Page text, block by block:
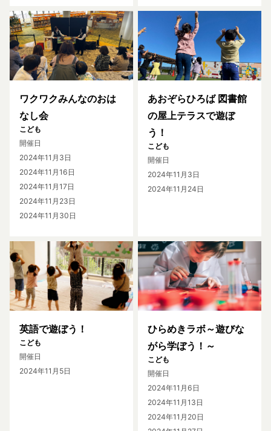
ワクワクみんなのおは
なし会
こども
開催日
2024年11月3日
2024年11月16日
2024年11月17日
2024年11月23日
2024年11月30日
あおぞらひろば 図書館
の屋上テラスで遊ぼ
う！
こども
開催日
2024年11月3日
2024年11月24日
英語で遊ぼう！
こども
開催日
2024年11月5日
ひらめきラボ～遊びな
がら学ぼう！～
こども
開催日
2024年11月6日
2024年11月13日
2024年11月20日